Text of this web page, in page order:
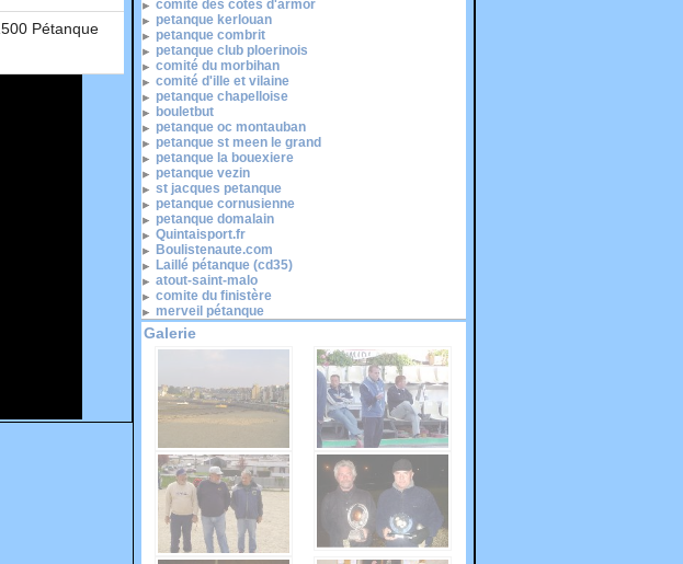
Pétanque
comité des cotes d'armor
petanque kerlouan
petanque combrit
petanque club ploerinois
comité du morbihan
comité d'ille et vilaine
petanque chapelloise
bouletbut
petanque oc montauban
petanque st meen le grand
petanque la bouexiere
petanque vezin
st jacques petanque
petanque cornusienne
petanque domalain
Quintaisport.fr
Boulistenaute.com
Laillé pétanque (cd35)
atout-saint-malo
comite du finistère
merveil pétanque
Galerie